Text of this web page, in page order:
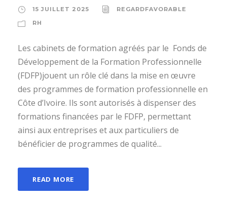
15 JUILLET 2025
REGARDFAVORABLE
RH
Les cabinets de formation agréés par le Fonds de
Développement de la Formation Professionnelle
(FDFP)jouent un rôle clé dans la mise en œuvre
des programmes de formation professionnelle en
Côte d’Ivoire. Ils sont autorisés à dispenser des
formations financées par le FDFP, permettant
ainsi aux entreprises et aux particuliers de
bénéficier de programmes de qualité...
READ MORE